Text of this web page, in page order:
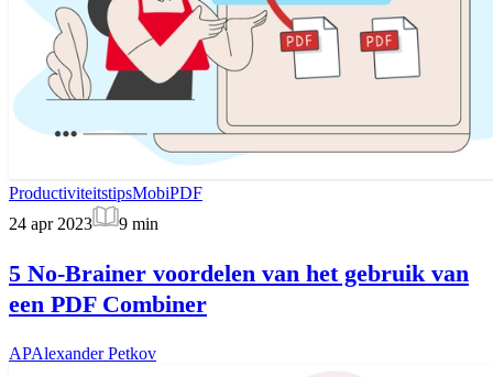
ProductiviteitstipsMobiPDF
24 apr 2023
9 min
5 No-Brainer voordelen van het gebruik van
een PDF Combiner
APAlexander Petkov